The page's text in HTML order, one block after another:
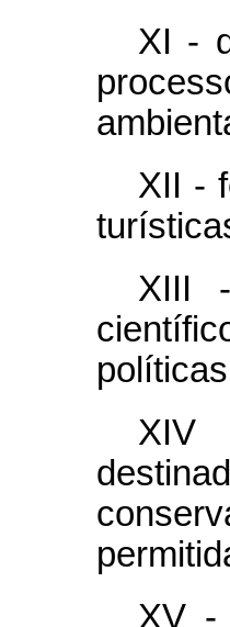
XI -
XII -
XIII
XIV
XV -